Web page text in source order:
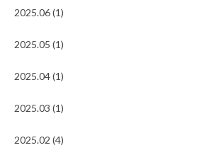
2025.06 (1)
2025.05 (1)
2025.04 (1)
2025.03 (1)
2025.02 (4)